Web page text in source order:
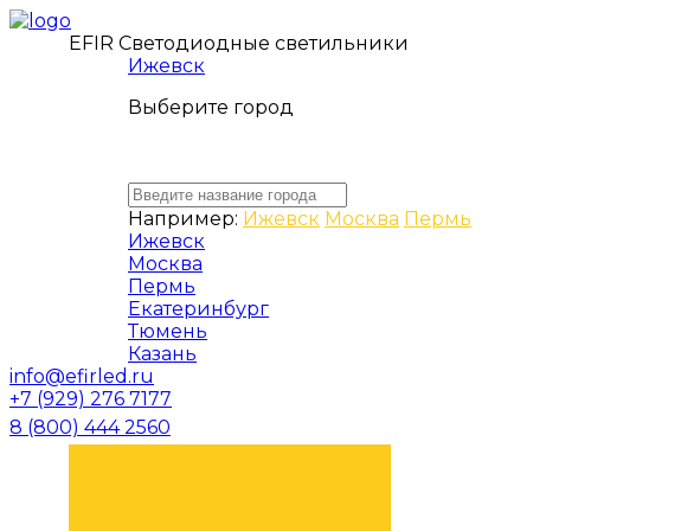
EFIR Светодиодные светильники
Ижевск
Выберите город
Например: Ижевск Москва Пермь
Ижевск
Москва
Пермь
Екатеринбург
Тюмень
Казань
info@efirled.ru
+7 (929) 276 7177
8 (800) 444 2560